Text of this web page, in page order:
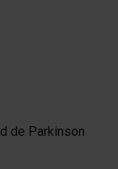
de Parkinson